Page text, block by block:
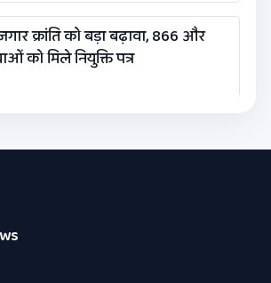
क्रांति को बड़ा बढ़ावा, 866 और
को मिले नियुक्ति पत्र